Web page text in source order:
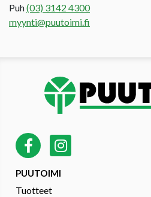
Puh(03) 3142 4300
myynti@puutoimi.fi
PUUTOIMI
Tuotteet